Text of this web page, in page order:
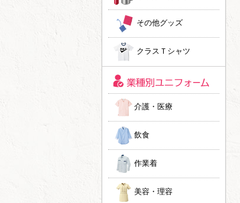
その他グッズ
クラスＴシャツ
介護・医療
飲食
作業着
美容・理容